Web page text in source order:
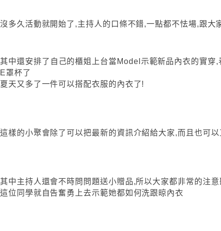
沒多久活動就開始了,主持人的口條不錯,一點都不怯場,跟大
其中還安排了自己的櫃姐上台當Model示範新品內衣的實穿
E罩杯了
夏天又多了一件可以搭配衣服的內衣了!
這樣的小聚會除了可以把最新的資訊介紹給大家,而且也可
其中主持人還會不時問問題送小贈品,所以大家都非常的注
這位同學就自告奮勇上去示範她都如何洗跟晾內衣